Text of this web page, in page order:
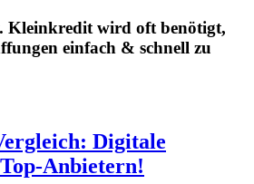
Kleinkredit wird oft benötigt,
einfach & schnell zu
Digitale
Anbietern!